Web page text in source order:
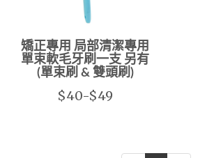
矯正專用 局部清潔專用
單束軟毛牙刷一支 另有
(單束刷 & 雙頭刷)
$40-$49